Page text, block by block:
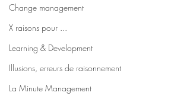
Change management
X raisons pour ...
Learning & Development
Illusions, erreurs de raisonnement
La Minute Management